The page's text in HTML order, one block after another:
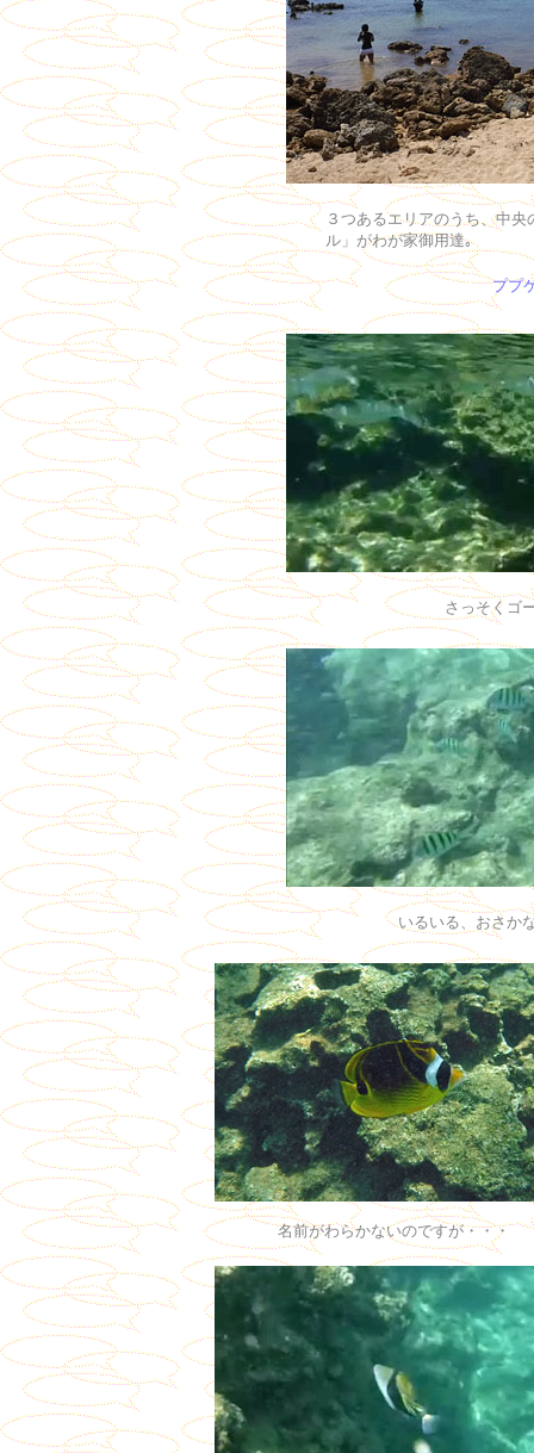
３つあるエリアのうち、中
ル」がわが家御用達｡
ププ
さっそくゴ
いるいる、おさか
名前がわらかないのですが・・・